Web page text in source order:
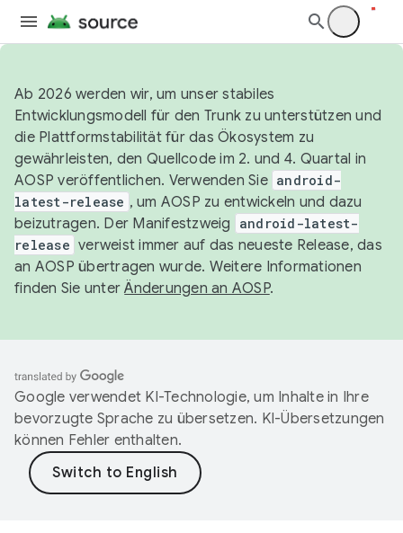
Ab 2026 werden wir, um unser stabiles
Entwicklungsmodell für den Trunk zu unterstützen und
die Plattformstabilität für das Ökosystem zu
gewährleisten, den Quellcode im 2. und 4. Quartal in
AOSP veröffentlichen. Verwenden Sie android-
latest-release , um AOSP zu entwickeln und dazu
beizutragen. Der Manifestzweig
android-latest-
release verweist immer auf das neueste Release, das
an AOSP übertragen wurde. Weitere Informationen
finden Sie unterÄnderungen an AOSP.
Google verwendet KI-Technologie, um Inhalte in Ihre
bevorzugte Sprache zu übersetzen. KI-Übersetzungen
können Fehler enthalten.